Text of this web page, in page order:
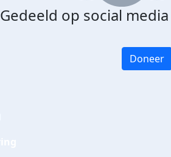
Gedeeld op social media
Doneer